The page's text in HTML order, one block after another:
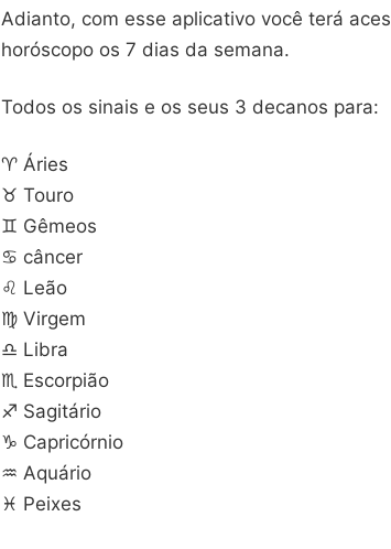
Adianto, com esse aplicativo você terá
horóscopo os 7 dias da semana.
Todos os sinais e os seus 3 decanos para:
♈ Áries
♉ Touro
♊ Gêmeos
♋ câncer
♌ Leão
♍ Virgem
♎ Libra
♏ Escorpião
♐ Sagitário
♑ Capricórnio
♒ Aquário
♓ Peixes